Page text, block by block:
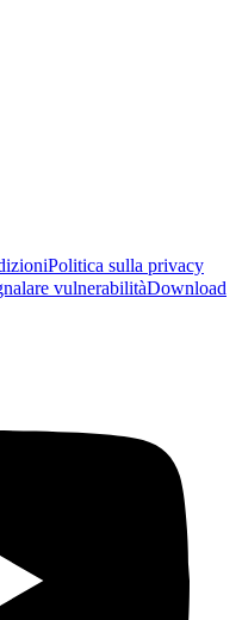
Politica sulla privacy
vulnerabilitàDownload